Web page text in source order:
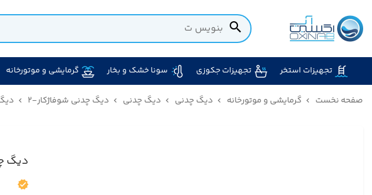
تجهیزات استخر تجهیزات جکوزی سونا خشک و بخار گرمایشی و موتورخانه
صفحه نخست گرمایشی و موتورخانه دیگ چدنی دیگ چدنی دیگ چدنی شوفاژکار-۲ دیگ
دیگ